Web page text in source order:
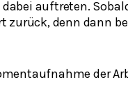
auftreten.
zurück, denn dann
der